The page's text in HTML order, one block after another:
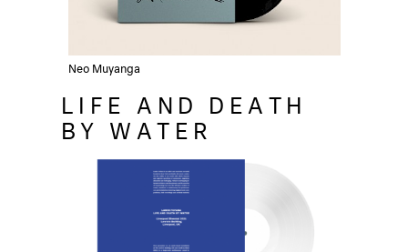
Neo Muyanga
LIFE AND DEATH
BY WATER